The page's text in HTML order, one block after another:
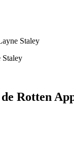
Staley
Rotten